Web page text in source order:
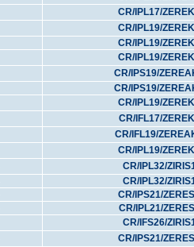
CR/IPL17/
CR/IPL19/
CR/IPL19/
CR/IPL19/
CR/IPS19/
CR/IPS19/
CR/IPL19/
CR/IFL17/
CR/IFL19/
CR/IPL19/
CR/IPL32/
CR/IPL32/
CR/IPS21/
CR/IPL21/
CR/IFS26/
CR/IPS21/